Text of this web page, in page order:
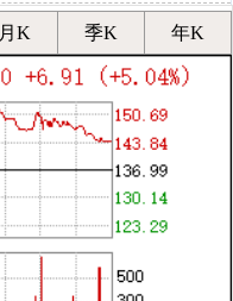
月K 季K 年K